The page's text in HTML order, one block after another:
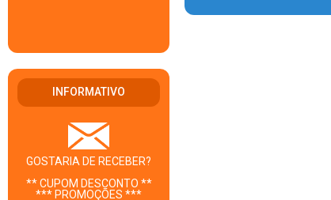
INFORMATIVO
GOSTARIA DE RECEBER?
** CUPOM DESCONTO **
*** PROMOÇÕES ***